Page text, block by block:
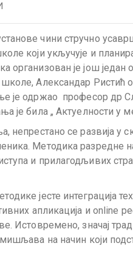
чини стручно
који укључује и
организован је још
Александар Ристић
је одржао професор др
је била „ Актуелности у
непрестано се развија у
Методика разредне
и прилагодљивих
јесте интеграција
апликација и online
Истовремено, значај
на начин који